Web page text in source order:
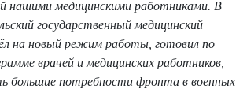
нашими медицинскими работниками. В
государственный медицинский
на новый режим работы, готовил по
врачей и медицинских работников,
большие потребности фронта в военных